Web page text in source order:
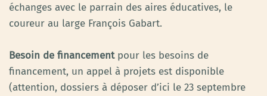
échanges avec le parrain des aires éducatives, le
coureur au large François Gabart.
Besoin de financementpour les besoins de
financement, un appel à projets est disponible
(attention, dossiers à déposer d’ici le 23 septembre